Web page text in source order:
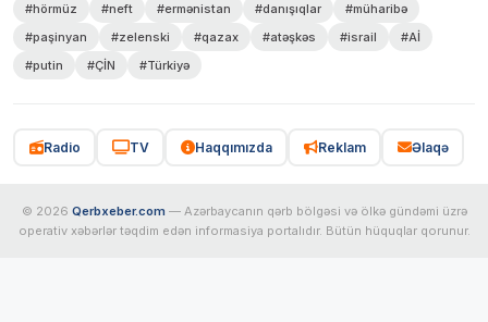
#hörmüz
#neft #ermənistan #danışıqlar
#müharibə
#paşinyan
#zelenski #qazax #atəşkəs #israil
#Aİ
#putin
#ÇİN #Türkiyə
Radio TV Haqqımızda Reklam Əlaqə
© 2026 Qerbxeber.com — Azərbaycanın qərb bölgəsi və ölkə gündəmi üzrə
operativ xəbərlər təqdim edən informasiya portalıdır. Bütün hüquqlar qorunur.